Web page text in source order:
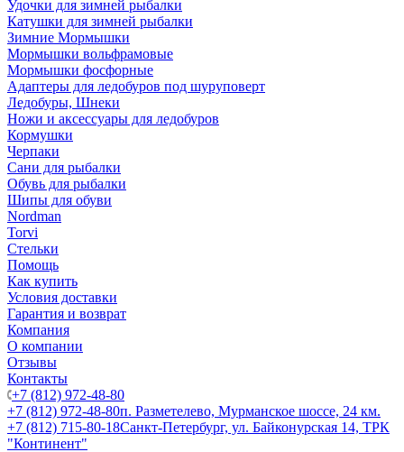
Удочки для зимней рыбалки
Катушки для зимней рыбалки
Зимние Мормышки
Мормышки вольфрамовые
Мормышки фосфорные
Адаптеры для ледобуров под шуруповерт
Ледобуры, Шнеки
Ножи и аксессуары для ледобуров
Кормушки
Черпаки
Сани для рыбалки
Обувь для рыбалки
Шипы для обуви
Nordman
Torvi
Стельки
Помощь
Как купить
Условия доставки
Гарантия и возврат
Компания
О компании
Отзывы
Контакты
+7 (812) 972-48-80
+7 (812) 972-48-80п. Разметелево, Мурманское шоссе, 24 км.
+7 (812) 715-80-18Санкт-Петербург, ул. Байконурская 14, ТРК
"Континент"